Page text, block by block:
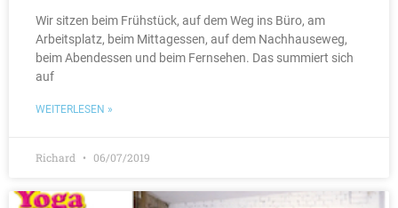
Wir sitzen beim Frühstück, auf dem Weg ins Büro, am
Arbeitsplatz, beim Mittagessen, auf dem Nachhauseweg,
beim Abendessen und beim Fernsehen. Das summiert sich
auf
WEITERLESEN »
Richard 06/07/2019